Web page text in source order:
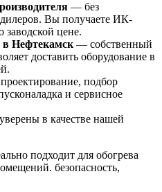
— без
Вы получаете ИК-
заводской цене.
в Нефтекамск — собственный
доставить оборудование в
подбор
и сервисное
в качестве нашей
подходит для обогрева
безопасность,